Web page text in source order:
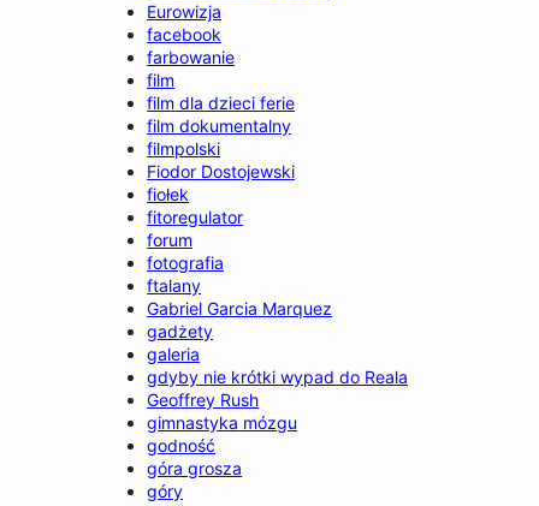
Eurowizja
facebook
farbowanie
film
film dla dzieci ferie
film dokumentalny
filmpolski
Fiodor Dostojewski
fiołek
fitoregulator
forum
fotografia
ftalany
Gabriel Garcia Marquez
gadżety
galeria
gdyby nie krótki wypad do Reala
Geoffrey Rush
gimnastyka mózgu
godność
góra grosza
góry